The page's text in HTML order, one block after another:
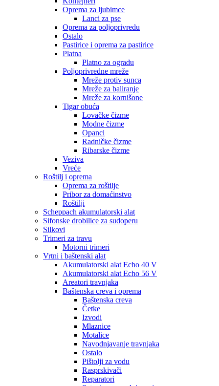
Oprema za ljubimce
Lanci za pse
Oprema za poljoprivredu
Ostalo
Pastirice i oprema za pastirice
Platna
Platno za ogradu
Poljoprivredne mreže
Mreže protiv sunca
Mreže za baliranje
Mreže za kornišone
Tigar obuća
Lovačke čizme
Modne čizme
Opanci
Radničke čizme
Ribarske čizme
Veziva
Vreće
Roštilj i oprema
Oprema za roštilje
Pribor za domaćinstvo
Roštilji
Scheppach akumulatorski alat
Sifonske drobilice za sudoperu
Silkovi
Trimeri za travu
Motorni trimeri
Vrtni i baštenski alat
Akumulatorski alat Echo 40 V
Akumulatorski alat Echo 56 V
Areatori travnjaka
Baštenska creva i oprema
Baštenska creva
Četke
Izvodi
Mlaznice
Motalice
Navodnjavanje travnjaka
Ostalo
Pištolji za vodu
Rasprskivači
Reparatori